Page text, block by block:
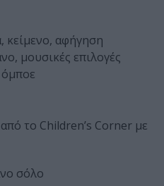
κείμενο, αφήγηση
μουσικές επιλογές
όμποε
το Children’s Corner με
σόλο